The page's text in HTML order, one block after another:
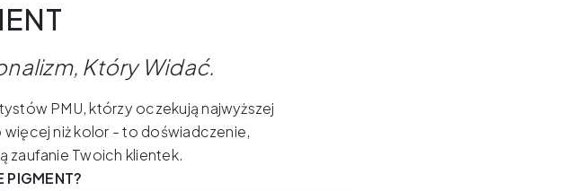
, Który Widać.
PMU, którzy oczekują najwyższej
niż kolor - to doświadczenie,
zaufanie Twoich klientek.